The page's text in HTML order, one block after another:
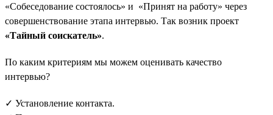
«Собеседование состоялось» и «Принят на работу» через
совершенствование этапа интервью. Так возник проект
«Тайный соискатель».
По каким критериям мы можем оценивать качество
интервью?
✓ Установление контакта.